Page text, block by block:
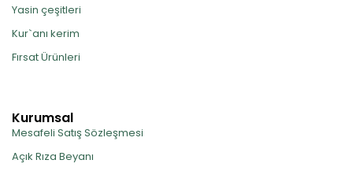
Yasin çeşitleri
Kur`anı kerim
Fırsat Ürünleri
Kurumsal
Mesafeli Satış Sözleşmesi
Açık Rıza Beyanı